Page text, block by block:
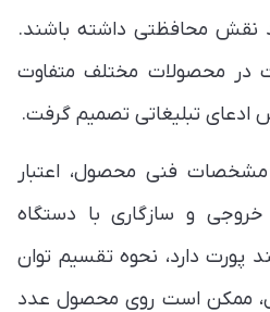
نقش محافظتی داشته باشند.
در محصولات مختلف متفاوت
ادعای تبلیغاتی تصمیم گرفت.
فنی محصول، اعتبار
خروجی و سازگاری با دستگاه
پورت دارد، نحوه تقسیم توان
ممکن است روی محصول عدد